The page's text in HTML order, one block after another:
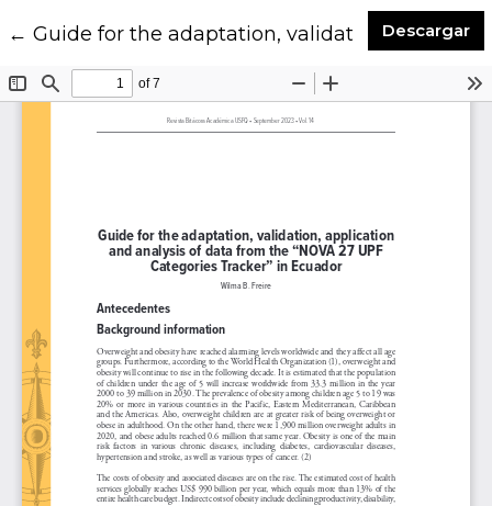
←Volver a los detalles del artículo
Guide for the adaptation, validation,Descargar